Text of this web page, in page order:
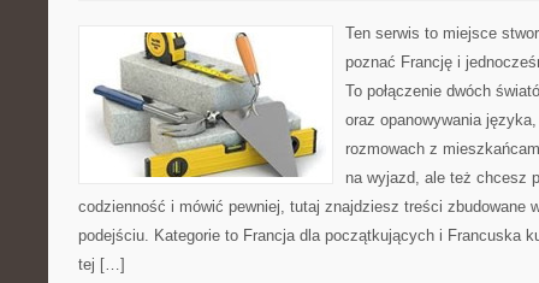
Ten serwis to miejsce
poznać Francję i
To połączenie dwóch
oraz opanowywania
rozmowach z
na wyjazd, ale też chcesz
codzienność i mówić pewniej, tutaj znajdziesz treści zbudowane
podejściu. Kategorie to Francja dla początkujących i Francuska
tej […]